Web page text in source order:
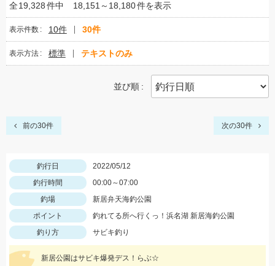
全19,328件中 18,151～18,180件を表示
表示件数 10件 30件
表示方法 標準 テキストのみ
並び順
前の30件 次の30件
釣行日
2022/05/12
釣行時間
00:00～07:00
釣場
新居弁天海釣公園
ポイント
釣れてる所へ行くっ！浜名湖 新居海釣公園
釣り方
サビキ釣り
新居公園はサビキ爆発デス！らぶ☆